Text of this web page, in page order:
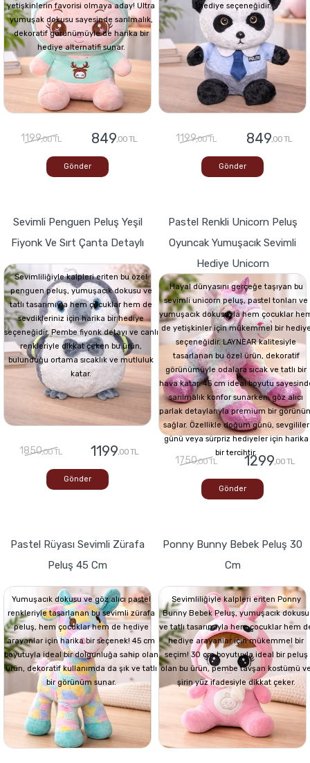
yetişkinlerin favorisi olmaya aday! Ultra
yumuşak dokusu sayesinde sarılmalık,
dekoratif görünümüyle de harika bir
hediye alternatifi sunar.
1199,00 TL 849,00 TL
Gönder
hediye seçeneğidir.
1199,00 TL 849,00 TL
Gönder
Sevimli Penguen Peluş Yeşil
Fiyonk Ve Sırt Çanta Detaylı
Sevimliliğiyle kalpleri eriten bu özel
penguen peluş, yumuşacık dokusu ve
tatlı tasarımıyla hem çocuklar hem de
sevdikleriniz için harika bir hediye
seçeneğidir. Pembe fiyonk detayı ve canlı
renkleriyle dikkat çeken bu ürün,
bulunduğu ortama sıcaklık ve mutluluk
katar.
1850,00 TL 1199,00 TL
Gönder
Pastel Renkli Unicorn Peluş
Oyuncak Yumuşacık Sevimli
Hediye Unicorn
Hayal dünyasını gerçeğe taşıyan bu
sevimli unicorn peluş, pastel tonları ve
yumuşacık dokusuyla hem çocuklar
de yetişkinler için mükemmel bir
seçeneğidir. LAYNEAR kalitesiyle
tasarlanan bu özel ürün, dekoratif
görünümüyle odalara sıcak ve tatlı bir
hava katar. 45 cm ideal boyutu
sarılmalık konfor sunarken, göz alıcı
parlak detaylarıyla premium bir
sağlar. Özellikle doğum günü, sevgililer
günü veya sürpriz hediyeler için harika
bir tercihtir.
1750,00 TL 1299,00 TL
Gönder
Pastel Rüyası Sevimli Zürafa
Peluş 45 Cm
Yumuşacık dokusu ve göz alıcı pastel
renkleriyle tasarlanan bu sevimli zürafa
peluş, hem çocuklar hem de hediye
arayanlar için harika bir seçenek! 45 cm
boyutuyla ideal bir dolgunluğa sahip olan
ürün, dekoratif kullanımda da şık ve tatlı
bir görünüm sunar.
Ponny Bunny Bebek Peluş 30
Cm
Sevimliliğiyle kalpleri eriten Ponny
Bunny Bebek Peluş, yumuşacık dokusu
ve tatlı tasarımıyla hem çocuklar hem
hediye arayanlar için mükemmel bir
seçim! 30 cm boyutuyla ideal bir peluş
olan bu ürün, pembe tavşan kostümü
şirin yüz ifadesiyle dikkat çeker.